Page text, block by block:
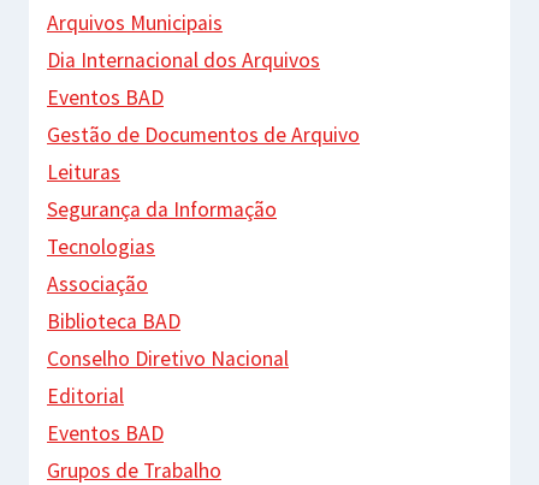
Arquivos Municipais
Dia Internacional dos Arquivos
Eventos BAD
Gestão de Documentos de Arquivo
Leituras
Segurança da Informação
Tecnologias
Associação
Biblioteca BAD
Conselho Diretivo Nacional
Editorial
Eventos BAD
Grupos de Trabalho